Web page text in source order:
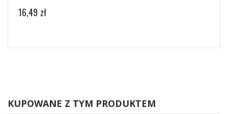
16,49 zł
KUPOWANE Z TYM PRODUKTEM